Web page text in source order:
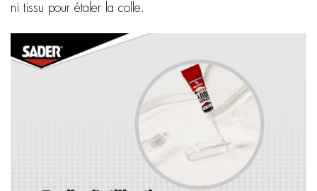
ni tissu pour étaler la colle.